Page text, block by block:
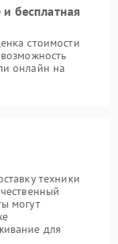
бесплатная
стоимости
онлайн на
техники
могут
для